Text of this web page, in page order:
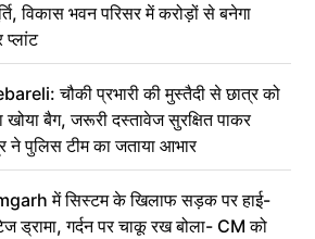
विकास भवन परिसर में करोड़ों से बनेगा
प्लांट
चौकी प्रभारी की मुस्तैदी से छात्र को
खोया बैग, जरूरी दस्तावेज सुरक्षित पाकर
ने पुलिस टीम का जताया आभार
में सिस्टम के खिलाफ सड़क पर हाई-
ड्रामा, गर्दन पर चाकू रख बोला- CM को